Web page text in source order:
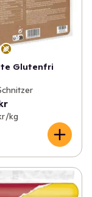
Glutenfri
/kg